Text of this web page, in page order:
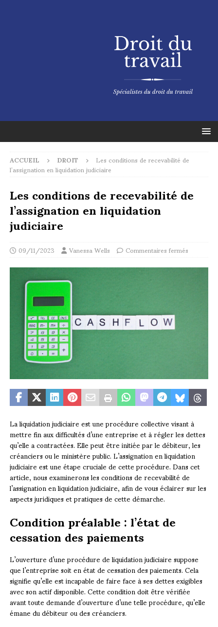
ACCUEIL DROIT Les conditions de recevabilité de
l’assignation en liquidation judiciaire
Les conditions de recevabilité de
l’assignation en liquidation
judiciaire
09/11/2023 Vanessa Wells Commentaires fermés
La liquidation judiciaire est une procédure collective visant à
mettre fin aux difficultés d’une entreprise et à régler les dettes
qu’elle a contractées. Elle peut être initiée par le débiteur, les
créanciers ou le ministère public. L’assignation en liquidation
judiciaire est une étape cruciale de cette procédure. Dans cet
article, nous examinerons les conditions de recevabilité de
l’assignation en liquidation judiciaire, afin de vous éclairer sur les
aspects juridiques et pratiques de cette démarche.
Condition préalable : l’état de
cessation des paiements
L’ouverture d’une procédure de liquidation judiciaire suppose
que l’entreprise soit en état de cessation des paiements. Cela
signifie qu’elle est incapable de faire face à ses dettes exigibles
avec son actif disponible. Cette condition doit être vérifiée
avant toute demande d’ouverture d’une telle procédure, qu’elle
émane du débiteur ou des créanciers.